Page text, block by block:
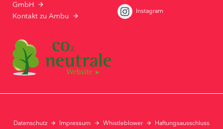
GmbH
Kontakt zu Ambu
Instagram
Datenschutz Impressum Whistleblower
Haftungsausschluss